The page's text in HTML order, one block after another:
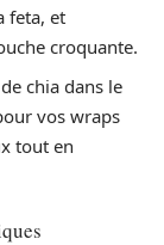
feta, et
croquante.
chia dans le
vos wraps
tout en